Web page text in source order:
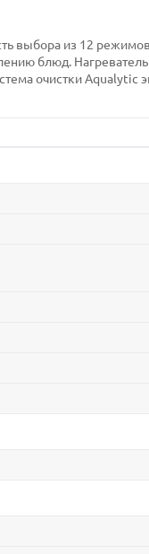
выбора из 12 режимов
блюд.
очистки Aqualytic